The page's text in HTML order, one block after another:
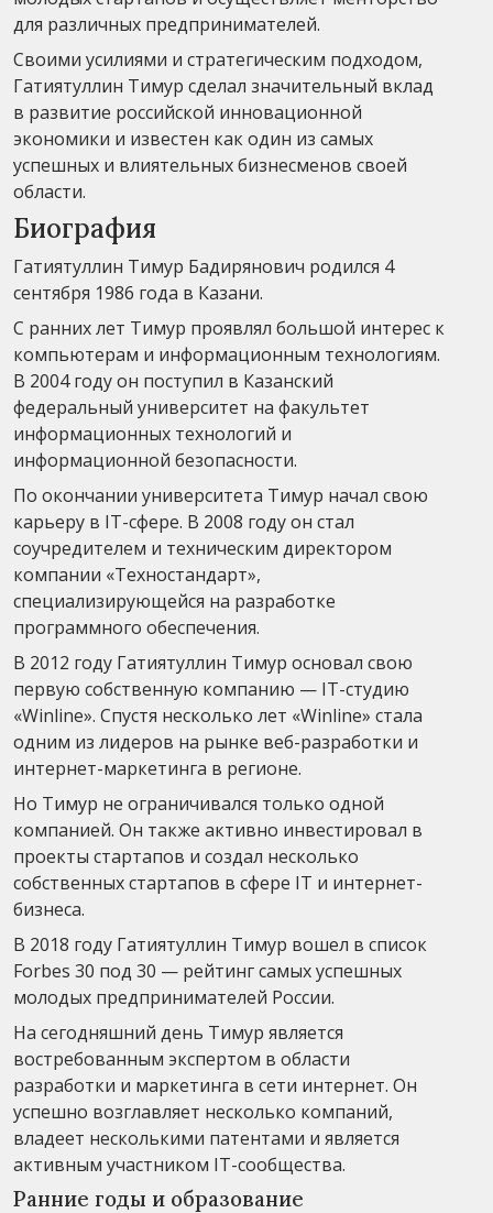
для различных предпринимателей.
Своими усилиями и стратегическим подходом,
Гатиятуллин Тимур сделал значительный вклад
в развитие российской инновационной
экономики и известен как один из самых
успешных и влиятельных бизнесменов своей
области.
Биография
Гатиятуллин Тимур Бадирянович родился 4
сентября 1986 года в Казани.
С ранних лет Тимур проявлял большой интерес к
компьютерам и информационным технологиям.
В 2004 году он поступил в Казанский
федеральный университет на факультет
информационных технологий и
информационной безопасности.
По окончании университета Тимур начал свою
карьеру в IT-сфере. В 2008 году он стал
соучредителем и техническим директором
компании «Техностандарт»,
специализирующейся на разработке
программного обеспечения.
В 2012 году Гатиятуллин Тимур основал свою
первую собственную компанию — IT-студию
«Winline». Спустя несколько лет «Winline» стала
одним из лидеров на рынке веб-разработки и
интернет-маркетинга в регионе.
Но Тимур не ограничивался только одной
компанией. Он также активно инвестировал в
проекты стартапов и создал несколько
собственных стартапов в сфере IT и интернет-
бизнеса.
В 2018 году Гатиятуллин Тимур вошел в список
Forbes 30 под 30 — рейтинг самых успешных
молодых предпринимателей России.
На сегодняшний день Тимур является
востребованным экспертом в области
разработки и маркетинга в сети интернет. Он
успешно возглавляет несколько компаний,
владеет несколькими патентами и является
активным участником IT-сообщества.
Ранние годы и образование